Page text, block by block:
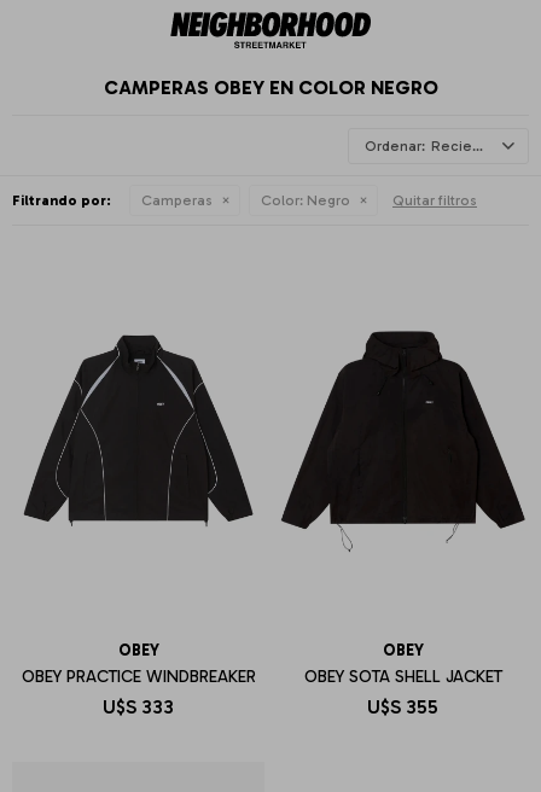
CAMPERAS OBEY EN COLOR NEGRO
Recientes
Filtrando por: Camperas Color: Negro Quitar filtros
OBEY
OBEY PRACTICE WINDBREAKER
U$S 333
OBEY
OBEY SOTA SHELL JACKET
U$S 355